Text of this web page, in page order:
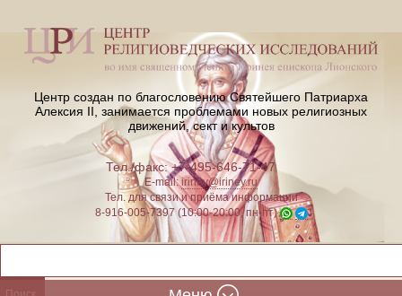
Центр создан по благословению Святейшего Патриарха
Алексия II, занимается проблемами новых религиозных
движений, сект и культов
Тел./факс: +7-495-646-71-47
E-mail:iriney@iriney.ru
Тел. для связи и приёма информации
8-916-005-7397 (10:00-20:00, пн-пт)